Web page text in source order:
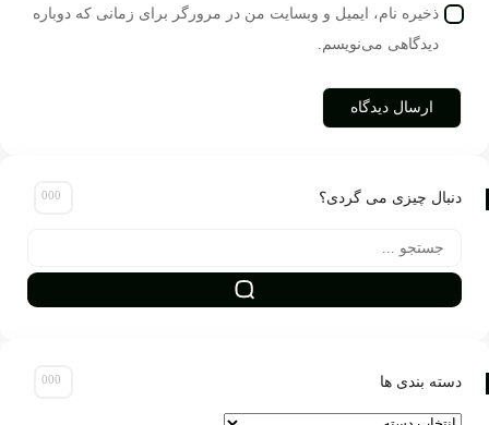
ذخیره نام، ایمیل و وبسایت من در مرورگر برای زمانی که دوباره
دیدگاهی می‌نویسم.
چیزی می گردی؟
بندی ها